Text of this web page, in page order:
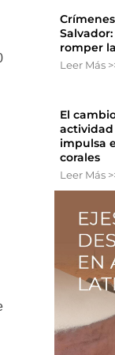
romper
Leer Más
El
actividad
impulsa
corales
Leer Más